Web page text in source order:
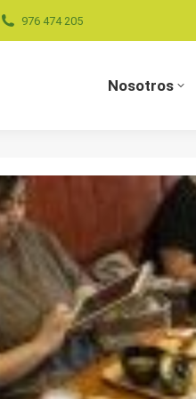
976 474 205
Nosotros